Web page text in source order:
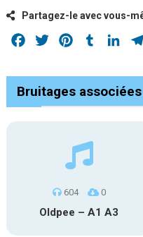
Partagez-le avec vous-
Facebook
Twitter PinterestTumblr
Bruitages associées
604 0
Oldpee – A1 A3